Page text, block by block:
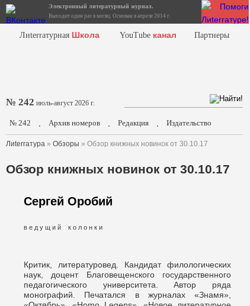
Электронный литературный журнал.
Выходит один раз в месяц. Основан в апреле 2014 г.
Лиterraтурная Школа YouTube канал Партнеры
№ 242 июль-август 2026 г.
№ 242 . Архив номеров . Редакция . Издательство
Лиterraтура » Обзоры » Обзор книжных новинок от 30.10.17
Обзор книжных новинок от 30.10.17
Сергей Оробий
в е д у щ и й к о л о н к и
Критик, литературовед. Кандидат филологических
наук, доцент Благовещенского государственного
педагогического университета. Автор ряда
монографий. Печатался в журналах «Знамя»,